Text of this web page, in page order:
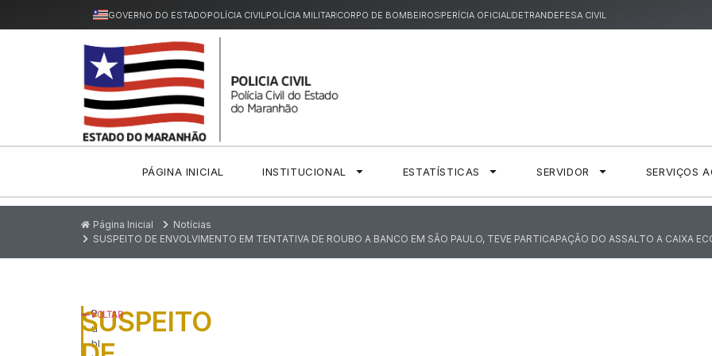
GOVERNO DO ESTADOPOLÍCIA CIVILPOLÍCIA MILITARCORPO DE BOMBEIROSPERÍCIA OFICIALDETRANDEFESA CIVIL
PÁGINA INICIAL INSTITUCIONAL ESTATÍSTICAS SERVIDOR SERVIÇOS
Página Inicial
Notícias
SUSPEITO DE ENVOLVIMENTO EM TENTATIVA DE ROUBO A BANCO EM SÃO PAULO, TEVE PARTICAPAÇÃO DO ASSALTO A CAIXA
P
u
bl
SUSPEITO
VOLTAR